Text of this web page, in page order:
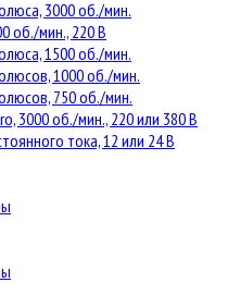
3000 об./мин.
об./мин., 220 В
1500 об./мин.
1000 об./мин.
750 об./мин.
3000 об./мин., 220 или 380 В
тока, 12 или 24 В